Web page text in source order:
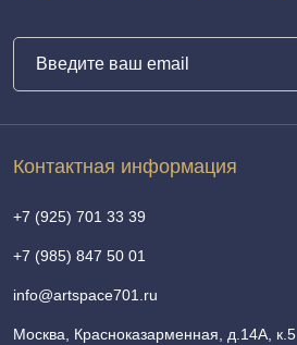
Контактная информация
+7 (925) 701 33 39
+7 (985) 847 50 01
info@artspace701.ru
Москва, Красноказарменная, д.14А, к.5